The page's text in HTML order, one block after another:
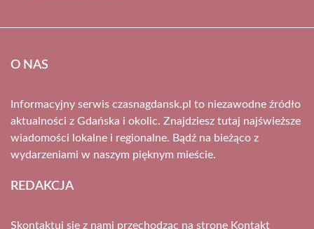
O NAS
Informacyjny serwis czasnagdansk.pl to niezawodne źródło
aktualności z Gdańska i okolic. Znajdziesz tutaj najświeższe
wiadomości lokalne i regionalne. Bądź na bieżąco z
wydarzeniami w naszym pięknym mieście.
REDAKCJA
Skontaktuj się z nami przechodząc na stronę Kontakt